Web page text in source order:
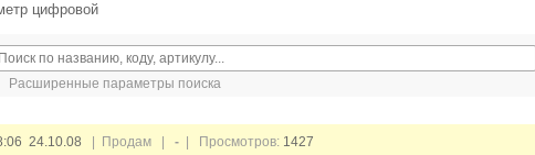
цифровой
Расширенные параметры поиска
24.10.08 | Продам | - | Просмотров: 1427